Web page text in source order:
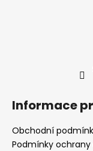
Informace
Obchodní
Podmínky